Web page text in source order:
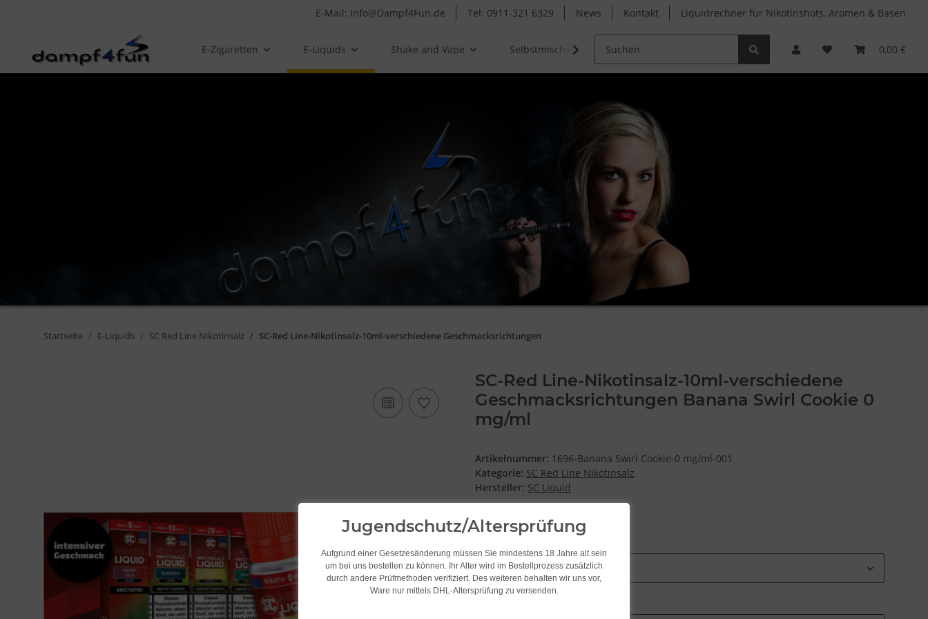
E-Mail: Info@Dampf4Fun.de Tel: 0911-321 6329 News Kontakt Liquidrechner für Nikotinshots, Aromen & Basen
0,00 €
E-Zigaretten E-Liquids Shake and Vape Selbstmischer Clearomizer Verdampferköpfe Zubehör
Startseite E-Liquids SC Red Line Nikotinsalz SC-Red Line-Nikotinsalz-10ml-verschiedene Geschmacksrichtungen
SC-Red Line-Nikotinsalz-10ml-verschiedene
Geschmacksrichtungen Banana Swirl Cookie 0
mg/ml
Artikelnummer: 1696-Banana Swirl Cookie-0 mg/ml-001
Kategorie: SC Red Line Nikotinsalz
Hersteller: SC Liquid
Banana Swirl Cookie
Jugendschutz/Altersprüfung
Aufgrund einer Gesetzesänderung müssen Sie mindestens 18 Jahre alt sein
um bei uns bestellen zu können. Ihr Alter wird im Bestellprozess zusätzlich
durch andere Prüfmethoden verifiziert. Des weiteren behalten wir uns vor,
Ware nur mittels DHL-Altersprüfung zu versenden.